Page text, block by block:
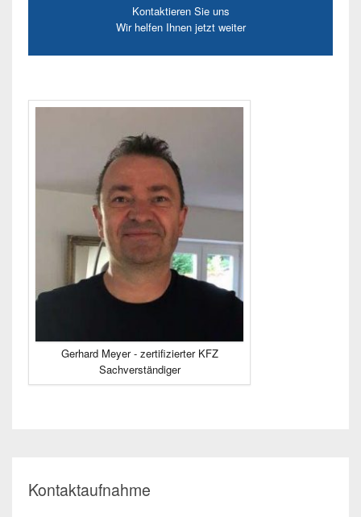
Kontaktieren Sie uns
Wir helfen Ihnen jetzt weiter
Gerhard Meyer - zertifizierter KFZ
Sachverständiger
Kontaktaufnahme